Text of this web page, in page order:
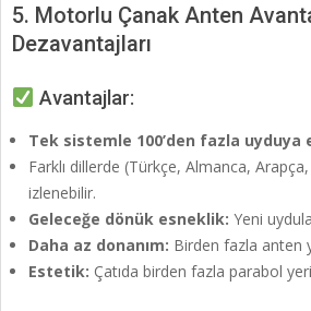
5. Motorlu Çanak Anten
Dezavantajları
Avantajlar:
Tek sistemle 100’den fazla uyduya
Farklı dillerde (Türkçe, Almanca,
izlenebilir.
Geleceğe dönük esneklik: Yeni
Daha az donanım: Birden fazla anten
Estetik: Çatıda birden fazla parabol